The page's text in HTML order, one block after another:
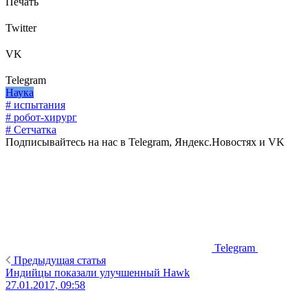
Twitter
VK
Telegram
Наука
# испытания
# робот-хирург
# Сетчатка
Подписывайтесь на нас в Telegram, Яндекс.Новостях и VK
Telegram
Предыдущая статья
Индийцы показали улучшенный Hawk
27.01.2017, 09:58